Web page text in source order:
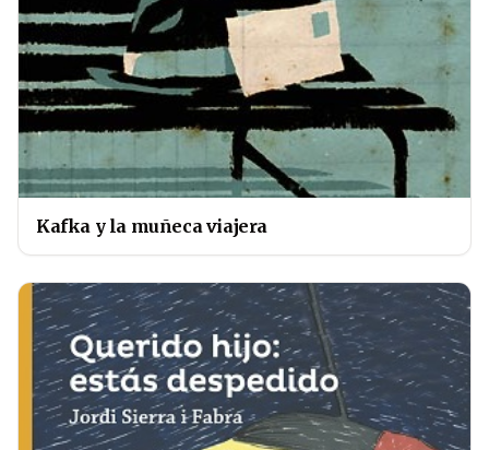
Kafka y la muñeca viajera